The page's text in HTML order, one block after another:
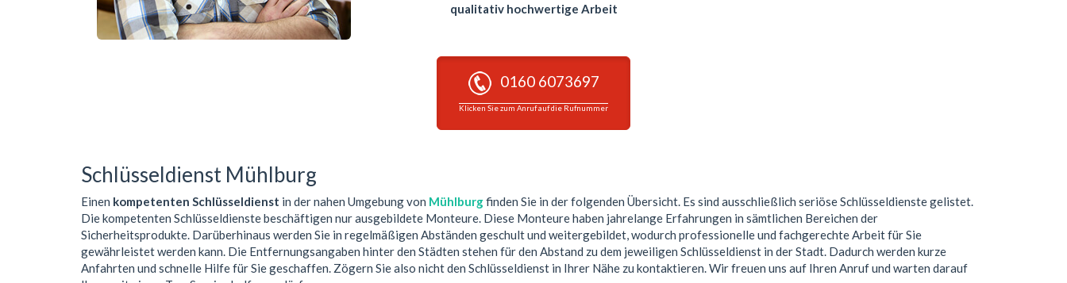
qualitativ hochwertige Arbeit
0160 6073697
Klicken Sie zum Anruf auf die Rufnummer
Schlüsseldienst Mühlburg
Einen kompetenten Schlüsseldienst in der nahen Umgebung von Mühlburgfinden Sie in der folgenden Übersicht. Es sind ausschließlich seriöse Schlüsseldienste gelistet.
Die kompetenten Schlüsseldienste beschäftigen nur ausgebildete Monteure. Diese Monteure haben jahrelange Erfahrungen in sämtlichen Bereichen der
Sicherheitsprodukte. Darüberhinaus werden Sie in regelmäßigen Abständen geschult und weitergebildet, wodurch professionelle und fachgerechte Arbeit für Sie
gewährleistet werden kann. Die Entfernungsangaben hinter den Städten stehen für den Abstand zu dem jeweiligen Schlüsseldienst in der Stadt. Dadurch werden kurze
Anfahrten und schnelle Hilfe für Sie geschaffen. Zögern Sie also nicht den Schlüsseldienst in Ihrer Nähe zu kontaktieren. Wir freuen uns auf Ihren Anruf und warten darauf